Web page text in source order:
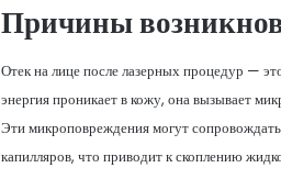
Причины
Отек на лице после лазерных процедур —
энергия проникает в кожу, она вызывает
Эти микроповреждения могут
капилляров, что приводит к скоплению